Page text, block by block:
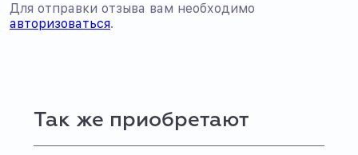
Для отправки отзыва вам необходимо
авторизоваться.
Так же приобретают